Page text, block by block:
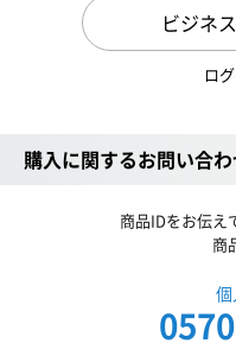
ビジネ
ロ
購入に関するお問い合
商品IDをお伝え
商